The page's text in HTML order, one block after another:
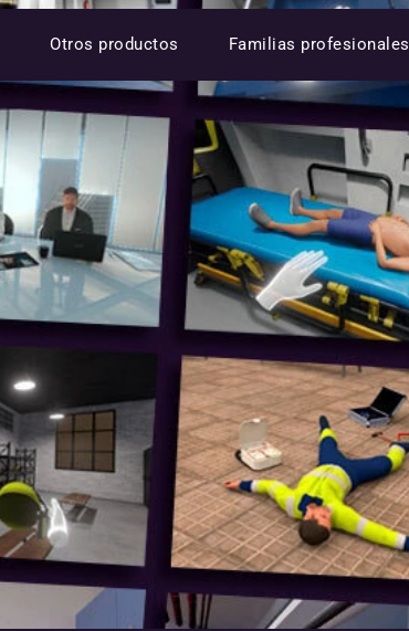
Otros productos Familias profesionales